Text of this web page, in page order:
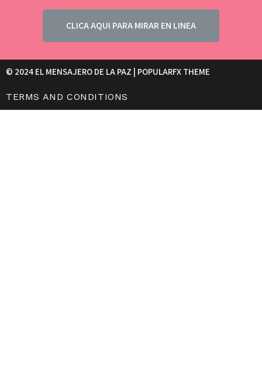
CLICA AQUI PARA MIRAR EN LINEA
© 2024 EL MENSAJERO DE LA PAZ | POPULARFX THEME
TERMS AND CONDITIONS